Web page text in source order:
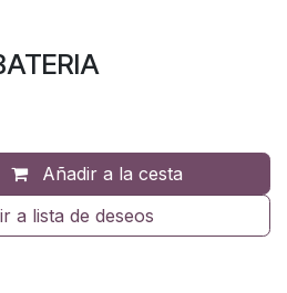
Añadir a la cesta
a lista de deseos